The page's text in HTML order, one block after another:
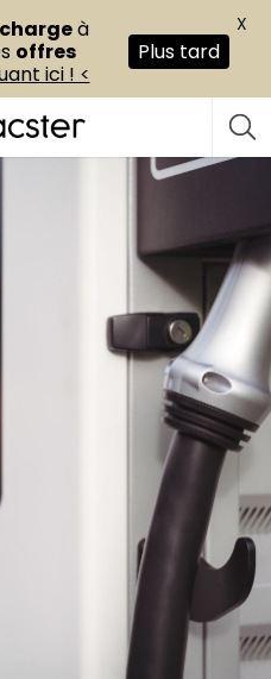
à
offres
ici ! <
Plus tard
X